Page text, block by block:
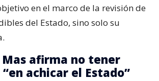
en el marco de la revisión de
del Estado, sino solo su
afirma no tener
achicar el Estado”